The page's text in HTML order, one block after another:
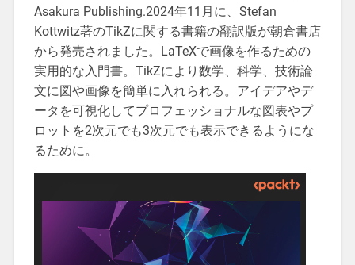
Asakura Publishing.​2024年11月に、Stefan
Kottwitz著のTikZに関する書籍の翻訳版が朝倉書店
から発売されました。LaTeXで画像を作るための
実用的な入門書。TikZにより数学、科学、技術論
文に図や画像を簡単に入れられる。アイデアやデ
ータを可視化してプロフェッショナルな図表やプ
ロットを2次元でも3次元でも表示できるようにな
るために。